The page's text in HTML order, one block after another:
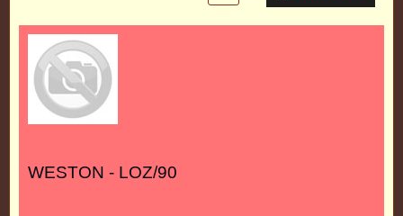
WESTON - LOZ/90